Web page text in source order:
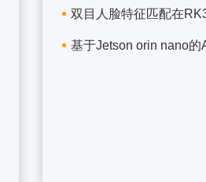
双目人脸特征匹配在
基于Jetson orin nano的